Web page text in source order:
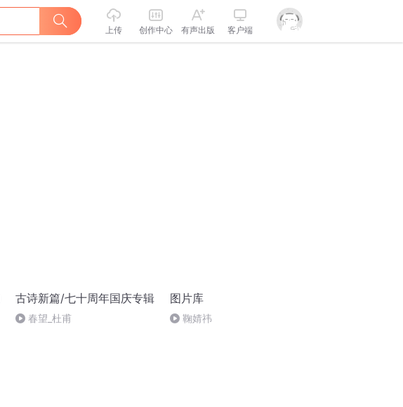
上传 创作中心 有声出版 客户端
古诗新篇/七十周年国庆专辑
春望_杜甫
图片库
鞠婧祎